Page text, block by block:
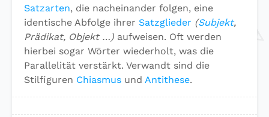
Satzarten, die nacheinander folgen, eine
identische Abfolge ihrer Satzglieder (Subjekt,
Prädikat, Objekt …) aufweisen. Oft werden
hierbei sogar Wörter wiederholt, was die
Parallelität verstärkt. Verwandt sind die
Stilfiguren Chiasmus und Antithese.